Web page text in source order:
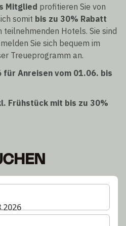
Mitglied profitieren Sie von
somit bis zu 30% Rabatt
teilnehmenden Hotels. Sie sind
Sie sich bequem im
Treueprogramm an.
für Anreisen vom 01.06. bis
Frühstück mit bis zu 30%
Zimmer und Gäste für Ihren